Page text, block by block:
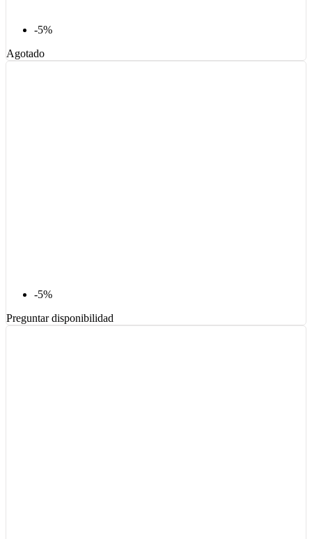
-5%
Agotado
-5%
Preguntar disponibilidad